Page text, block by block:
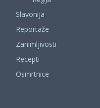
Slavonija
Reportaže
Zanimljivosti
Recepti
Osmrtnice